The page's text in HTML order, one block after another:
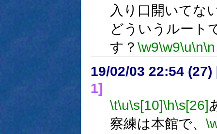
入り口開いてな
どういうルート
す？ \w9\w9\u\n\n
19/02/03 22:54 (27)
1]
\t\u\s[10]\h\s[26]
察練は本館で、